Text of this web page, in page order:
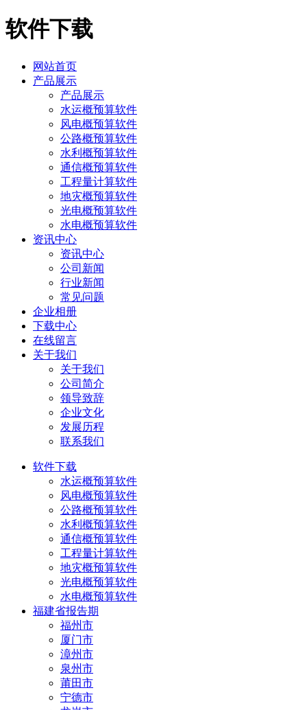
软件下载
网站首页
产品展示
产品展示
水运概预算软件
风电概预算软件
公路概预算软件
水利概预算软件
通信概预算软件
工程量计算软件
地灾概预算软件
光电概预算软件
水电概预算软件
资讯中心
资讯中心
公司新闻
行业新闻
常见问题
企业相册
下载中心
在线留言
关于我们
关于我们
公司简介
领导致辞
企业文化
发展历程
联系我们
软件下载
水运概预算软件
风电概预算软件
公路概预算软件
水利概预算软件
通信概预算软件
工程量计算软件
地灾概预算软件
光电概预算软件
水电概预算软件
福建省报告期
福州市
厦门市
漳州市
泉州市
莆田市
宁德市